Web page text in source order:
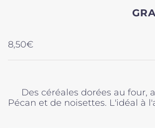
8,50€
Des céréales dorées au four,
Pécan et de noisettes. L'idéal à